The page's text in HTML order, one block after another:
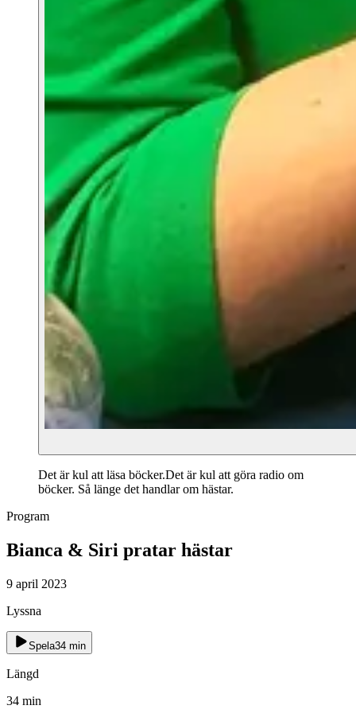
Det är kul att läsa böcker.Det är kul att göra radio om
böcker. Så länge det handlar om hästar.
Program
Bianca & Siri pratar hästar
9 april 2023
Lyssna
Spela34 min
Längd
34 min